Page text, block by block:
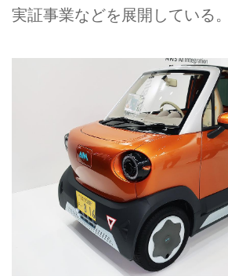
実証事業などを展開している。